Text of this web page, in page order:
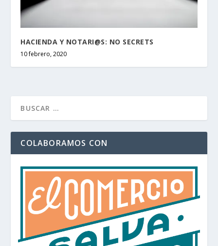
HACIENDA Y NOTARI@S: NO SECRETS
10 febrero, 2020
COLABORAMOS CON